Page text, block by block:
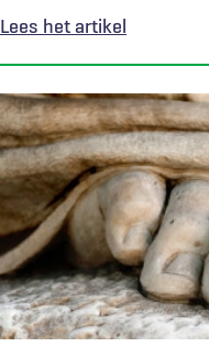
Lees het artikel